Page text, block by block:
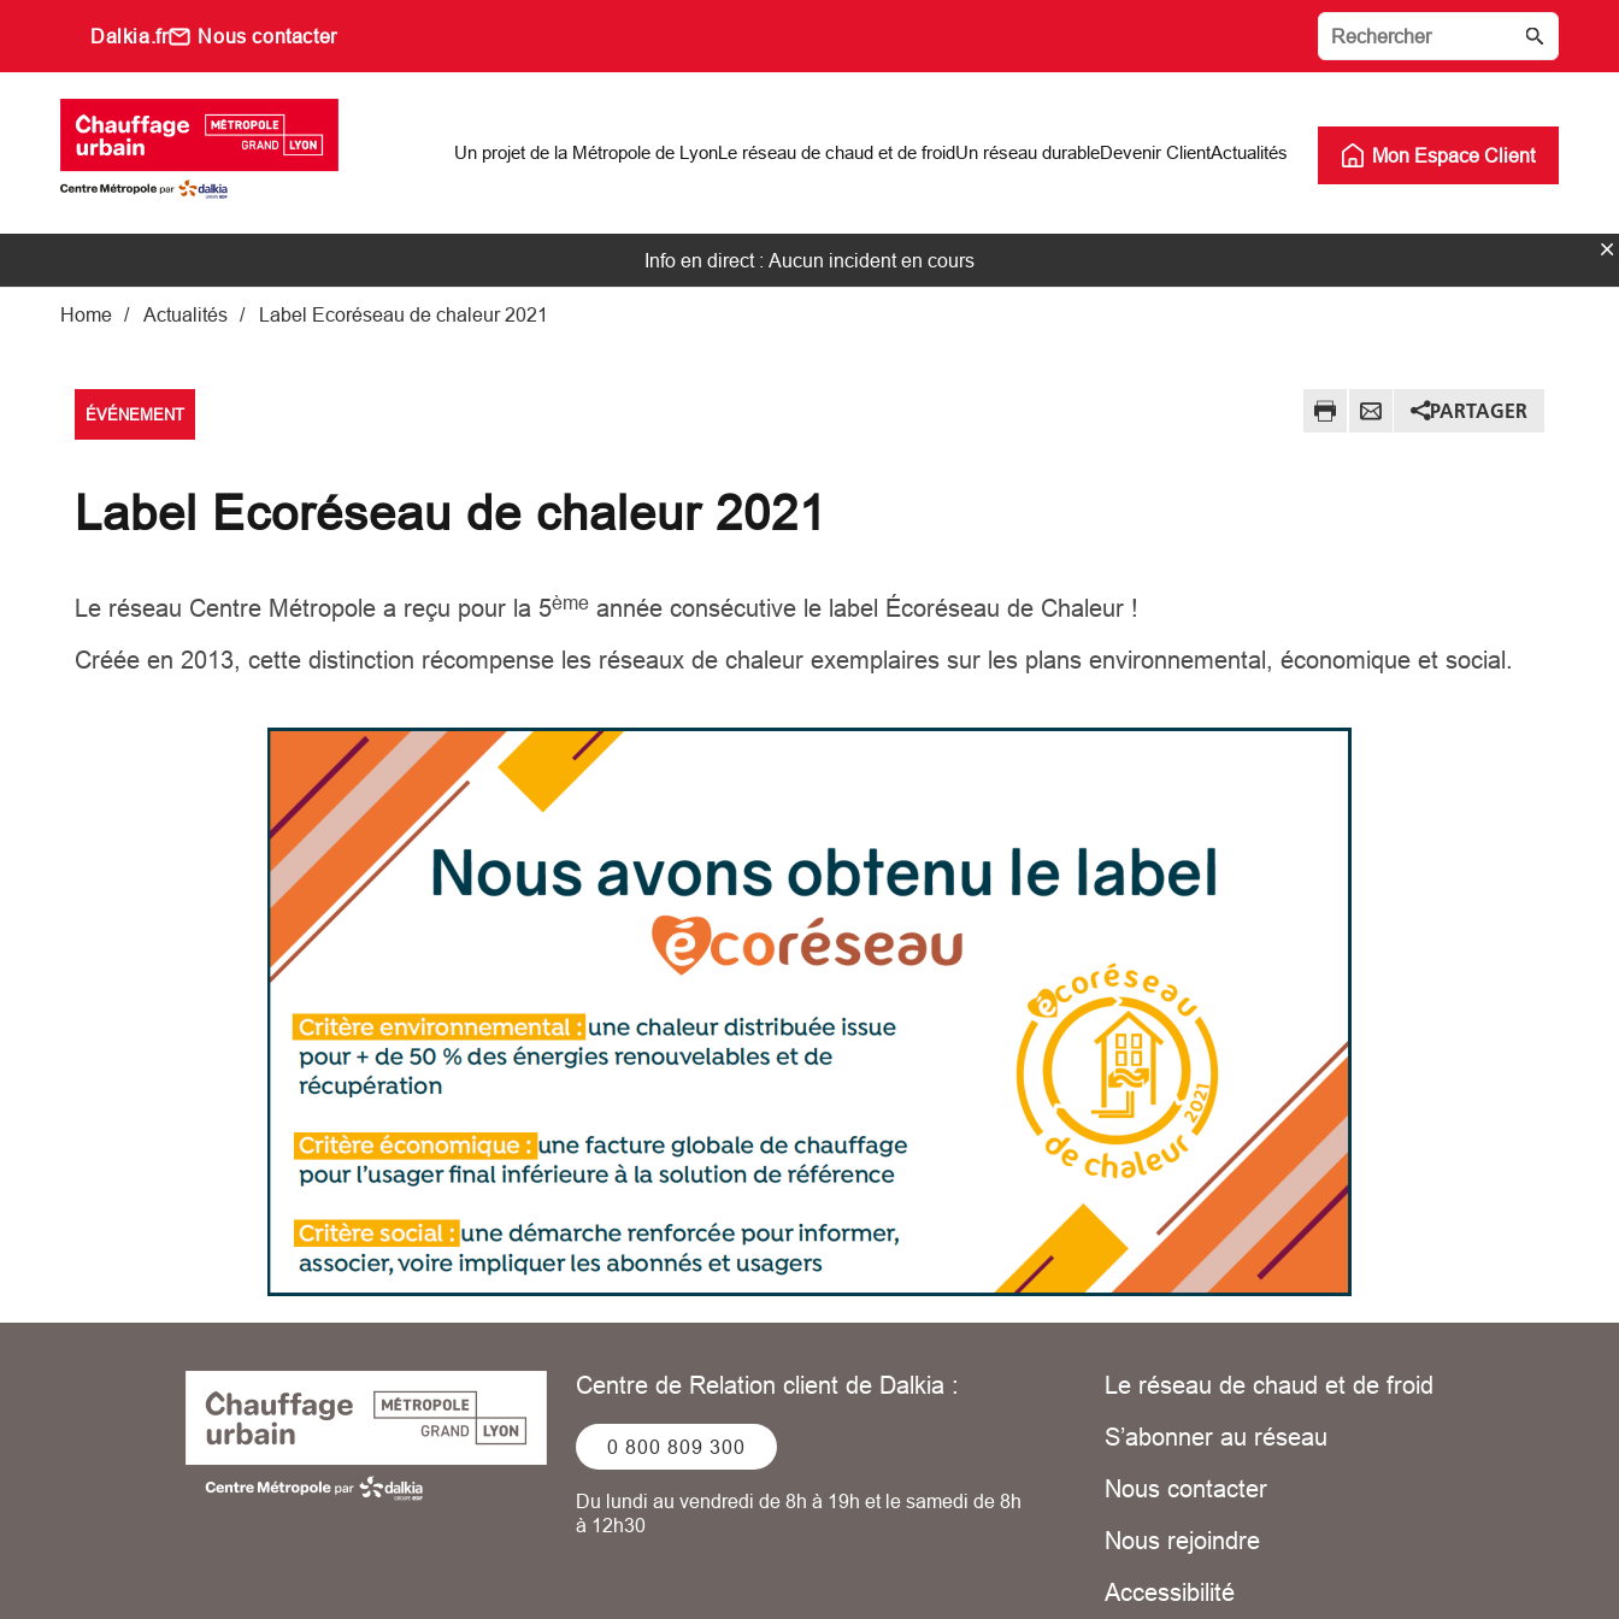
Dalkia.fr Nous contacter
Un projet de la Métropole de LyonLe réseau de chaud et de froidUn réseau durableDevenir ClientActualités Mon Espace Client
Info en direct : Aucun incident en cours
Fil d'Ariane
Home Actualités Label Ecoréseau de chaleur 2021
ÉVÉNEMENT PARTAGER
Label Ecoréseau de chaleur 2021
Le réseau Centre Métropole a reçu pour la 5ème année consécutive le label Écoréseau de Chaleur !
Créée en 2013, cette distinction récompense les réseaux de chaleur exemplaires sur les plans environnemental, économique et social.
Centre de Relation client de Dalkia :
0 800 809 300
Du lundi au vendredi de 8h à 19h et le samedi de 8h
à 12h30
Le réseau de chaud et de froid
S’abonner au réseau
Nous contacter
Nous rejoindre
Accessibilité